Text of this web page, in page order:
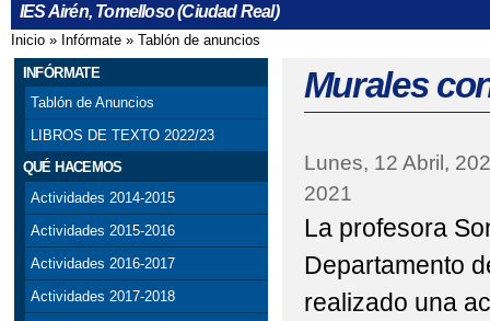
ACTO GRADUACIÓN
ADJUDICACIÓN
AGENDA ESCOLAR
CELEBRACIONES
CESTAIRÉN Y
IES Airén, Tomelloso (Ciudad Real)
Se encuentra usted aquí
Inicio » Infórmate » Tablón de anuncios
INFÓRMATE
Tablón de Anuncios
LIBROS DE TEXTO 2022/23
QUÉ HACEMOS
Actividades 2014-2015
Actividades 2015-2016
Actividades 2016-2017
Actividades 2017-2018
Murales
Lunes, 12 Abril,
2021
La profesora
Departamento
realizado una